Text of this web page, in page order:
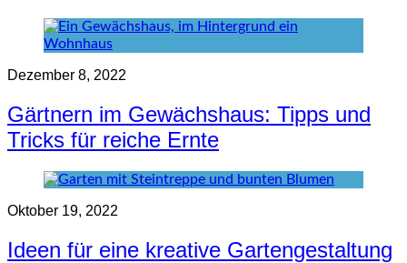
Dezember 8, 2022
Gärtnern im Gewächshaus: Tipps und
Tricks für reiche Ernte
Oktober 19, 2022
Ideen für eine kreative Gartengestaltung